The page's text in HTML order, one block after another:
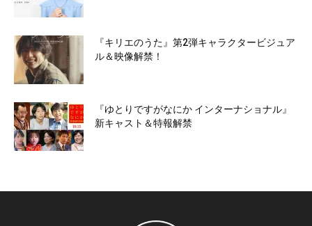
『キリエのうた』第2弾キャラクタービジュア
ル＆映像解禁！
『ゆとりですがなにか インターナショナル』
新キャスト＆特報解禁